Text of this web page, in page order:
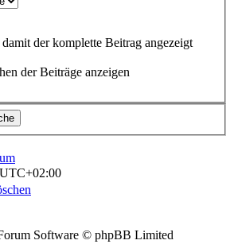
der komplette Beitrag angezeigt
der Beiträge anzeigen
UTC+02:00
Software © phpBB Limited